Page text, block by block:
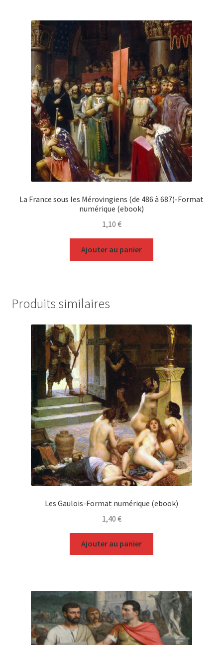
La France sous les Mérovingiens (de 486 à 687)-Format
numérique (ebook)
1,10 €
Ajouter au panier
Produits similaires
Les Gaulois-Format numérique (ebook)
1,40 €
Ajouter au panier